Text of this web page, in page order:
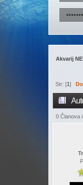
Akvarij
Str: [1]
0 Članova